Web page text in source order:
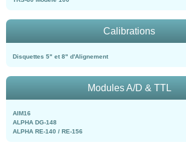
Calibrations
Disquettes 5" et 8" d'Alignement
Modules A/D & TTL
AIM16
ALPHA DG-148
ALPHA RE-140 / RE-156